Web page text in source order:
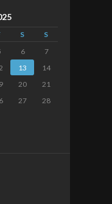
S
S
6
7
13
14
20
21
27
28